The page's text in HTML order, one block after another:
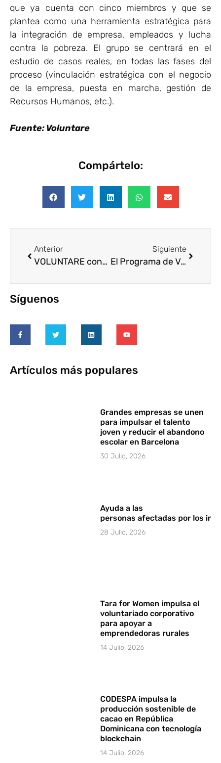
que ya cuenta con cinco miembros y que se
plantea como una herramienta estratégica para
la integración de empresa, empleados y lucha
contra la pobreza. El grupo se centrará en el
estudio de casos reales, en todas las fases del
proceso (vinculación estratégica con el negocio
de la empresa, puesta en marcha, gestión de
Recursos Humanos, etc.).
Fuente: Voluntare
Compártelo:
Anterior
VOLUNTARE continúa creciendo
Siguiente
El Programa de Voluntariado de Banco Galicia, PRIAR, cumple 10 años
Síguenos
Artículos más populares
Grandes empresas se unen
para impulsar el talento
joven y reducir el abandono
escolar en Barcelona
30 Julio, 2026
Ayuda a las
personas afectadas por los
28 Julio, 2026
Tara for Women impulsa el
voluntariado corporativo
para apoyar a
emprendedoras rurales
14 Julio, 2026
CODESPA impulsa la
producción sostenible de
cacao en República
Dominicana con tecnología
blockchain
14 Julio, 2026